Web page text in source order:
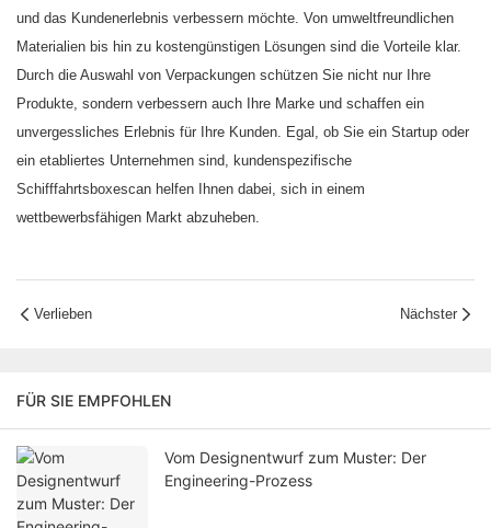
und das Kundenerlebnis verbessern möchte. Von umweltfreundlichen
Materialien bis hin zu kostengünstigen Lösungen sind die Vorteile klar.
Durch die Auswahl von Verpackungen schützen Sie nicht nur Ihre
Produkte, sondern verbessern auch Ihre Marke und schaffen ein
unvergessliches Erlebnis für Ihre Kunden. Egal, ob Sie ein Startup oder
ein etabliertes Unternehmen sind, kundenspezifische
Schifffahrtsboxescan helfen Ihnen dabei, sich in einem
wettbewerbsfähigen Markt abzuheben.
Verlieben Nächster
FÜR SIE EMPFOHLEN
Vom Designentwurf zum Muster: Der
Engineering-Prozess